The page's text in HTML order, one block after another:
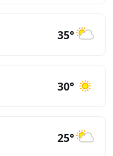
35°
30°
25°